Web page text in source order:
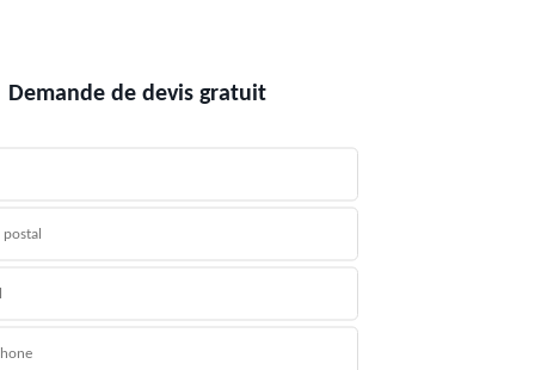
Demande de devis gratuit